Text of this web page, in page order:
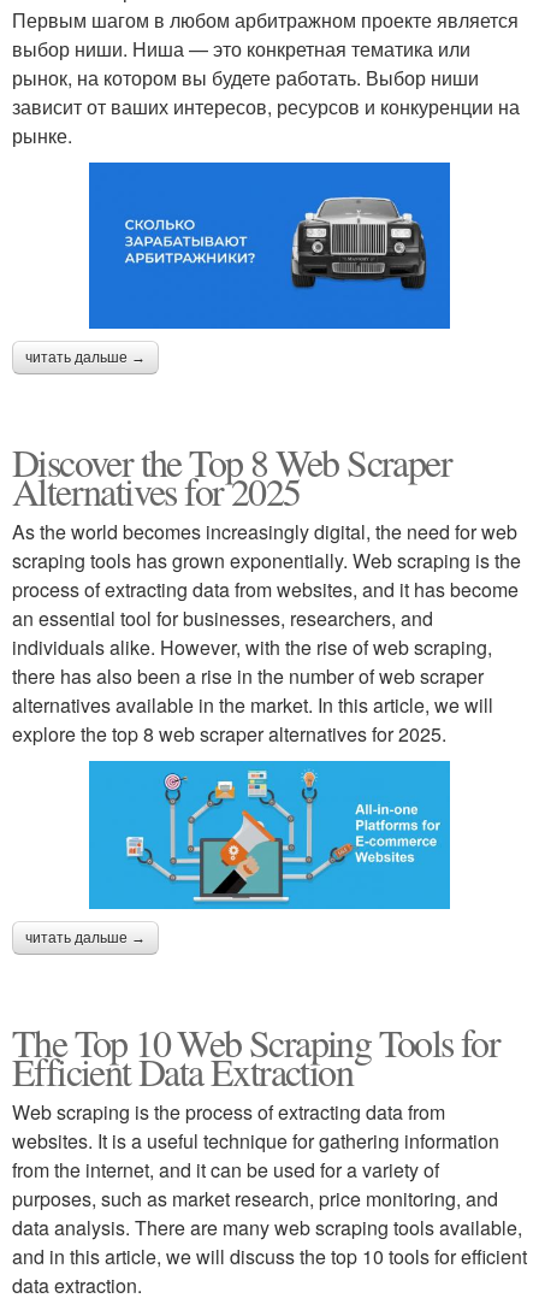
Первым шагом в любом арбитражном проекте является
выбор ниши. Ниша — это конкретная тематика или
рынок, на котором вы будете работать. Выбор ниши
зависит от ваших интересов, ресурсов и конкуренции на
рынке.
читать дальше →
Discover the Top 8 Web Scraper
Alternatives for 2025
As the world becomes increasingly digital, the need for web
scraping tools has grown exponentially. Web scraping is the
process of extracting data from websites, and it has become
an essential tool for businesses, researchers, and
individuals alike. However, with the rise of web scraping,
there has also been a rise in the number of web scraper
alternatives available in the market. In this article, we will
explore the top 8 web scraper alternatives for 2025.
читать дальше →
The Top 10 Web Scraping Tools for
Efficient Data Extraction
Web scraping is the process of extracting data from
websites. It is a useful technique for gathering information
from the internet, and it can be used for a variety of
purposes, such as market research, price monitoring, and
data analysis. There are many web scraping tools available,
and in this article, we will discuss the top 10 tools for efficient
data extraction.